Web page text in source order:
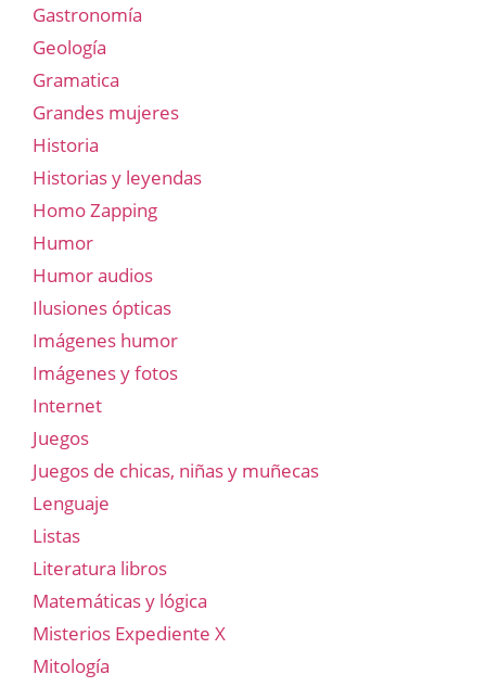
Gastronomía
Geología
Gramatica
Grandes mujeres
Historia
Historias y leyendas
Homo Zapping
Humor
Humor audios
Ilusiones ópticas
Imágenes humor
Imágenes y fotos
Internet
Juegos
Juegos de chicas, niñas y muñecas
Lenguaje
Listas
Literatura libros
Matemáticas y lógica
Misterios Expediente X
Mitología